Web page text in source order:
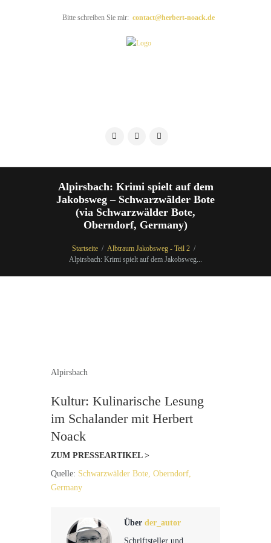
Bitte schreiben Sie mir: contact@herbert-noack.de
Alpirsbach: Krimi spielt auf dem
Jakobsweg – Schwarzwälder Bote
(via Schwarzwälder Bote,
Oberndorf, Germany)
Startseite
Albtraum Jakobsweg - Teil 2
Alpirsbach: Krimi spielt auf dem Jakobsweg...
Alpirsbach
Kultur: Kulinarische Lesung
im Schalander mit Herbert
Noack
ZUM PRESSEARTIKEL >
Quelle: Schwarzwälder Bote, Oberndorf,
Germany
Über der_autor
Schriftsteller und